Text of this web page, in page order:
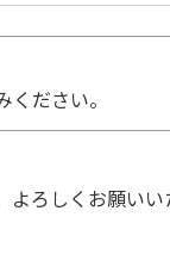
ださい。
ろしくお願いい